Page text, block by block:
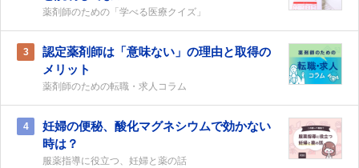
薬剤師のための「学べる医療クイズ」
3
認定薬剤師は「意味ない」の理由と取得の
メリット
薬剤師のための転職・求人コラム
4
妊婦の便秘、酸化マグネシウムで効かない
時は？
服薬指導に役立つ、妊婦と薬の話